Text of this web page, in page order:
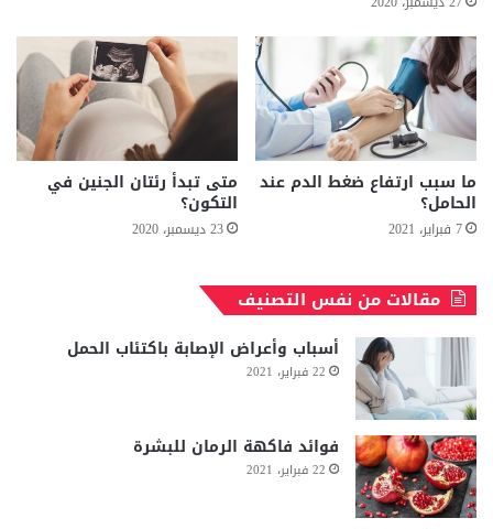
ما سبب ارتفاع ضغط الدم عند
الحامل؟
7 فبراير، 2021
متى تبدأ رئتان الجنين في
التكون؟
23 ديسمبر، 2020
مقالات من نفس التصنيف
أسباب وأعراض الإصابة باكتئاب الحمل
22 فبراير، 2021
فوائد فاكهة الرمان للبشرة
22 فبراير، 2021